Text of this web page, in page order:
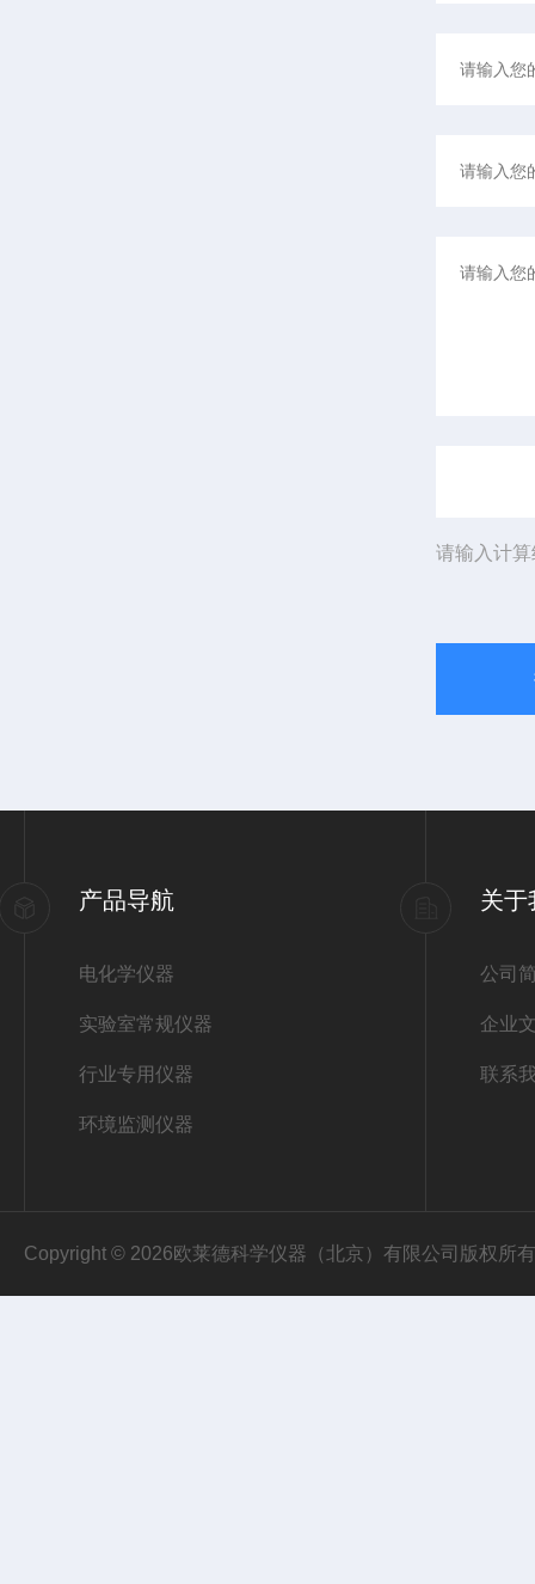
请输入计
产品导航
电化学仪器
实验室常规仪器
行业专用仪器
环境监测仪器
关于
公司
企业
联系
Copyright © 2026欧莱德科学仪器（北京）有限公司版权